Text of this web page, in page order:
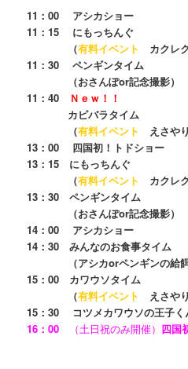
11：00 アシカショー
11：15 にもっちんぐ
（有料イベント
カクレ
11：30 ペンギンタイム
（おさんぽor記念撮影）
11：40
Ｎｅｗ！！
カピバラタイム
（有料イベント
えさや
13：00 四国初！トドショー
13：15 にもっちんぐ
（有料イベント
カクレ
13：30 ペンギンタイム
（おさんぽor記念撮影）
14：00 アシカショー
14：30 みんなのお食事タイム
（アシカorペンギンの給餌
15：00 カワウソタイム
（有料イベント
えさや
15：30 コツメカワウソの王子く
16：00
（土日祝のみ開催） 四国